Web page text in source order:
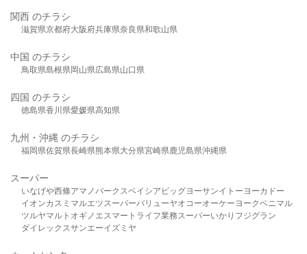
関西 のチラシ
滋賀県京都府大阪府兵庫県奈良県和歌山県
中国 のチラシ
鳥取県島根県岡山県広島県山口県
四国 のチラシ
徳島県香川県愛媛県高知県
九州・沖縄 のチラシ
福岡県佐賀県長崎県熊本県大分県宮崎県鹿児島県沖縄県
スーパー
いなげや西條アマノパークスベイシア ビッグヨーサンイトーヨーカドー
イオンカスミ マルエツスーパーバリューヤオコーオーケー ヨークベニマル
ツルヤマルト オギノ エスマート ライフ業務スーパーいかり フジグラン
ダイレックスサンエーイズミヤ